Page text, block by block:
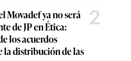
Movadef ya no será
de JP en Ética:
los acuerdos
la distribución de las
2